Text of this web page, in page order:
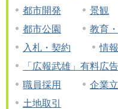
都市開発
景観
都市公園
教育
入札・契約
情
「広報武雄」有料広告
職員採用
企業
土地取引